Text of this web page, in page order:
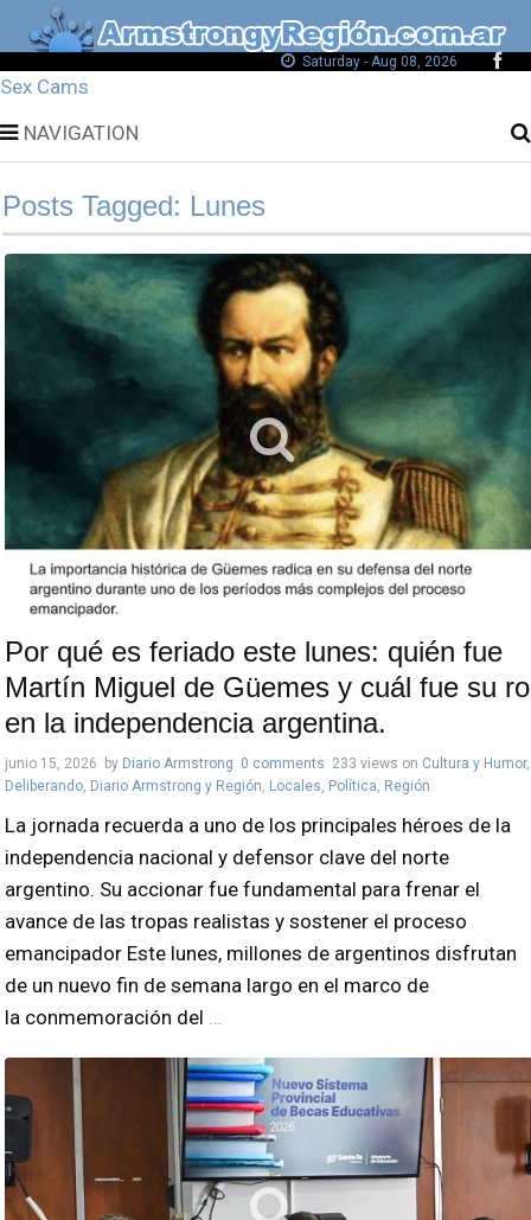
Saturday - Aug 08, 2026
Sex Cams
NAVIGATION
Posts Tagged: Lunes
Por qué es feriado este lunes: quién fue
Martín Miguel de Güemes y cuál fue su
en la independencia argentina.
junio 15, 2026 by Diario Armstrong 0 comments 233 views on Cultura y Humor,
Deliberando, Diario Armstrong y Región, Locales, Política, Región
La jornada recuerda a uno de los principales héroes de la
independencia nacional y defensor clave del norte
argentino. Su accionar fue fundamental para frenar el
avance de las tropas realistas y sostener el proceso
emancipador Este lunes, millones de argentinos disfrutan
de un nuevo fin de semana largo en el marco de
la conmemoración del …